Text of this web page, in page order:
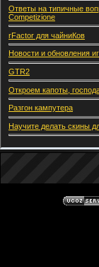
Ответы на типичные
Competizione
rFactor для чайниКов
Новости и обновления
GTR2
Откроем капоты,
Разгон кампутера
Научите делать скины